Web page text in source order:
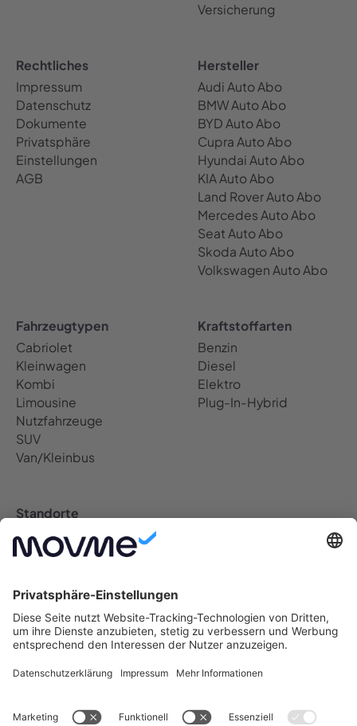
Versicherung
Rechtliches
Impressum
Datenschutz
Dokumente
Privatsphäre
Einstellungen
AGB
Hersteller
Audi Auto Abo
BMW Auto Abo
BYD Auto Abo
Cupra Auto Abo
Hyundai Auto Abo
KIA Auto Abo
Land Rover Auto Abo
Mercedes Auto Abo
Seat Auto Abo
Skoda Auto Abo
Volkswagen Auto Abo
Fahrzeugtypen
Cabriolet
Kleinwagen
Kombi
Limousine
Nutzfahrzeuge
SUV
Van/Kleinbus
Kraftstoffarten
Benzin
Diesel
Elektro
Plug-In-Hybrid
Standorte
Auto Abo Deutschland
Berlin Auto Abo
Dresden Auto Abo
Frankfurt Auto Abo
Hamburg Auto Abo
Köln Auto Abo
München Auto Abo